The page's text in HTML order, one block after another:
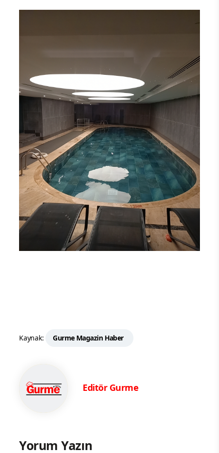
Kaynak: Gurme Magazin Haber
Editör Gurme
Yorum Yazın